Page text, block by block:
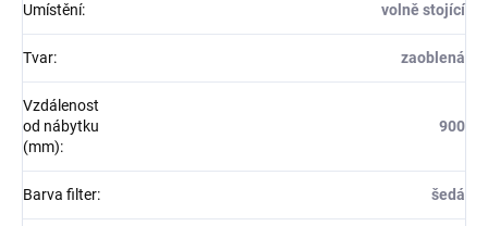
Umístění: volně stojící
Tvar: zaoblená
Vzdálenost
od nábytku
(mm):
900
Barva filter: šedá